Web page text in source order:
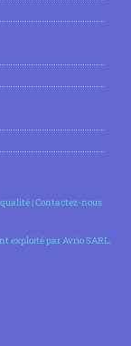
|Contactez-nous
exploité par Avrio SARL.